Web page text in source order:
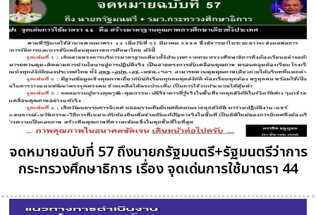
จดหมายฉบับที่ 57 ถึงนายกรัฐมนตรี+รัฐมนตรีว่าการ
กระทรวงศึกษาธิการ เรื่อง จุดเด่นการใช้มาตรา 44